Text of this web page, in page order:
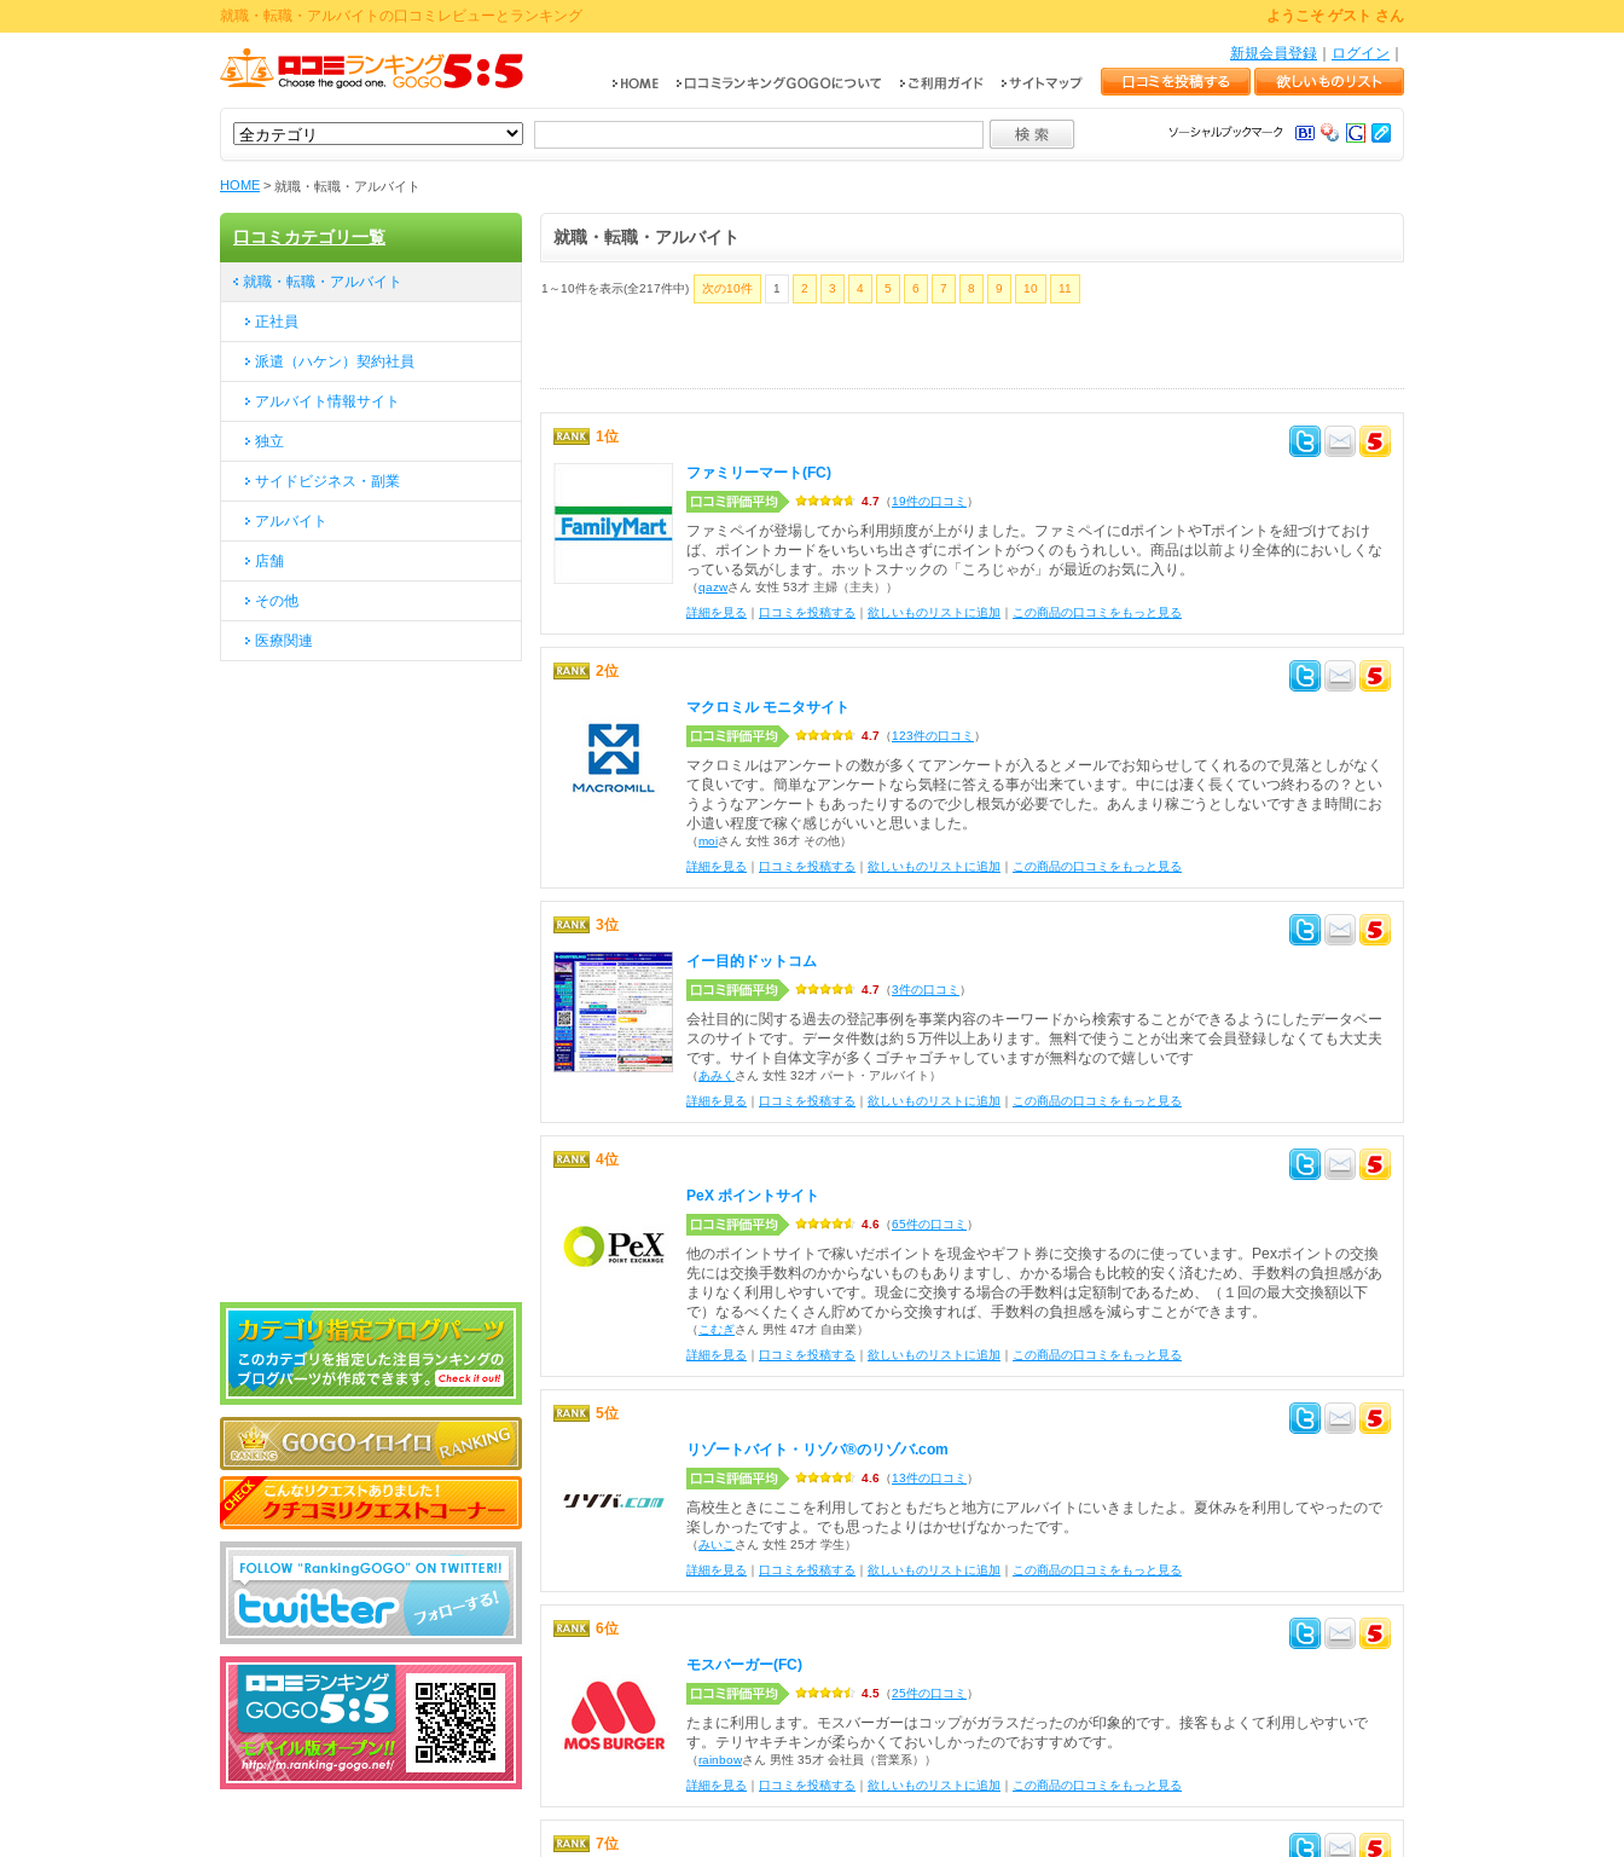
就職・転職・アルバイトの口コミレビューとランキング ようこそ ゲスト さん
ログイン
新規会員登録
HOME > 就職・転職・アルバイト
就職・転職・アルバイト
1～10件を表示(全217件中) 次の10件 1 2 3 4 5 6 7 8 9 10 11
1位
ファミリーマート(FC)
4.7 （19件の口コミ ）
ファミペイが登場してから利用頻度が上がりました。ファミペイにdポイントやTポイントを紐づけておけ
ば、ポイントカードをいちいち出さずにポイントがつくのもうれしい。商品は以前より全体的においしくな
っている気がします。ホットスナックの「ころじゃが」が最近のお気に入り。
（qazwさん 女性 53才 主婦（主夫））
詳細を見る ｜ 口コミを投稿する ｜ 欲しいものリストに追加 ｜ この商品の口コミをもっと見る
2位
マクロミル モニタサイト
4.7 （123件の口コミ ）
マクロミルはアンケートの数が多くてアンケートが入るとメールでお知らせしてくれるので見落としがなく
て良いです。簡単なアンケートなら気軽に答える事が出来ています。中には凄く長くていつ終わるの？とい
うようなアンケートもあったりするので少し根気が必要でした。あんまり稼ごうとしないですきま時間にお
小遣い程度で稼ぐ感じがいいと思いました。
（moiさん 女性 36才 その他）
詳細を見る ｜ 口コミを投稿する ｜ 欲しいものリストに追加 ｜ この商品の口コミをもっと見る
3位
イー目的ドットコム
4.7 （3件の口コミ ）
会社目的に関する過去の登記事例を事業内容のキーワードから検索することができるようにしたデータベー
スのサイトです。データ件数は約５万件以上あります。無料で使うことが出来て会員登録しなくても大丈夫
です。サイト自体文字が多くゴチャゴチャしていますが無料なので嬉しいです
（あみく さん 女性 32才 パート・アルバイト）
詳細を見る ｜ 口コミを投稿する ｜ 欲しいものリストに追加 ｜ この商品の口コミをもっと見る
4位
PeX ポイントサイト
4.6 （65件の口コミ ）
他のポイントサイトで稼いだポイントを現金やギフト券に交換するのに使っています。Pexポイントの交換
先には交換手数料のかからないものもありますし、かかる場合も比較的安く済むため、手数料の負担感があ
まりなく利用しやすいです。現金に交換する場合の手数料は定額制であるため、（１回の最大交換額以下
で）なるべくたくさん貯めてから交換すれば、手数料の負担感を減らすことができます。
（ こむぎさん 男性 47才 自由業）
詳細を見る ｜ 口コミを投稿する ｜ 欲しいものリストに追加 ｜ この商品の口コミをもっと見る
5位
リゾートバイト・リゾバ®️のリゾバ.com
4.6 （13件の口コミ ）
高校生ときにここを利用しておともだちと地方にアルバイトにいきましたよ。夏休みを利用してやったので
楽しかったですよ。でも思ったよりはかせげなかったです。
（みいこ さん 女性 25才 学生）
詳細を見る ｜ 口コミを投稿する ｜ 欲しいものリストに追加 ｜ この商品の口コミをもっと見る
6位
モスバーガー(FC)
4.5 （25件の口コミ ）
たまに利用します。モスバーガーはコップがガラスだったのが印象的です。接客もよくて利用しやすいで
す。テリヤキチキンが柔らかくておいしかったのでおすすめです。
（rainbowさん 男性 35才 会社員（営業系））
詳細を見る ｜ 口コミを投稿する ｜ 欲しいものリストに追加 ｜ この商品の口コミをもっと見る
7位
口コミカテゴリ一覧
就職・転職・アルバイト
正社員
派遣（ハケン）契約社員
アルバイト情報サイト
独立
サイドビジネス・副業
アルバイト
店舗
その他
医療関連